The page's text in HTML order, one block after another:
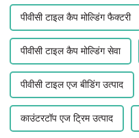
पीवीसी टाइल कैप मोल्डिंग फैक्टरी
पीवीसी टाइल कैप मोल्डिंग सेवा
पीवीसी टाइल एज बीडिंग उत्पाद
काउंटरटॉप एज ट्रिम उत्पाद